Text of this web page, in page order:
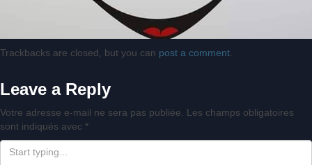
Trackbacks are closed, but you can post a comment
Leave a Reply
Votre adresse e-mail ne sera pas publiée.
Les champs obligatoires
sont indiqués avec *